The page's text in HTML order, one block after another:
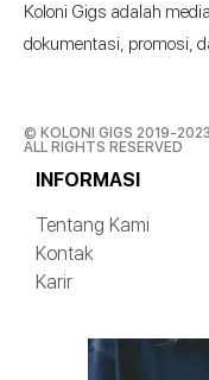
Koloni Gigs adalah
dokumentasi, promosi,
© KOLONI GIGS 2019-
ALL RIGHTS RESERVED
INFORMASI
Tentang Kami
Kontak
Karir